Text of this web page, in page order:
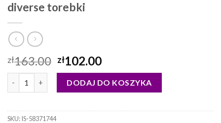
diverse torebki
zł163.00 zł102.00
DODAJ DO KOSZYKA
SKU:IS-58371744